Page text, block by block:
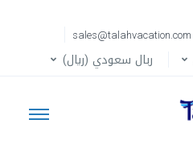
sales@talahvacation.com
ربال سعودي (ريال)